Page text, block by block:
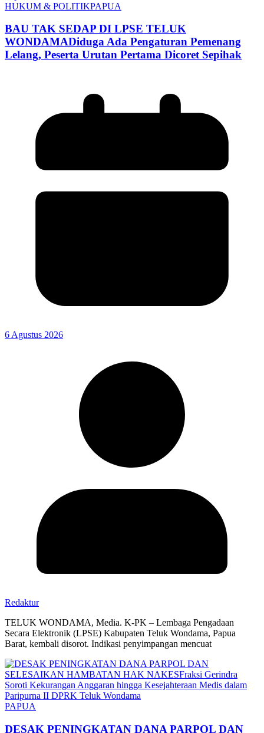
HUKUM & POLITIKPAPUA
BAU TAK SEDAP DI LPSE TELUK
WONDAMADiduga Ada Pengaturan Pemenang
Lelang, Peserta Urutan Pertama Dicoret Sepihak
6 Agustus 2026
Redaktur
TELUK WONDAMA, Media. K-PK – Lembaga Pengadaan
Secara Elektronik (LPSE) Kabupaten Teluk Wondama, Papua
Barat, kembali disorot. Indikasi penyimpangan mencuat
PAPUA
DESAK PENINGKATAN DANA PARPOL DAN